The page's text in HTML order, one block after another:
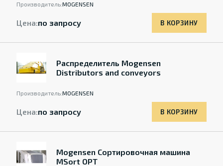
Производитель:MOGENSEN
Цена:по запросу В КОРЗИНУ
Распределитель Mogensen
Distributors and conveyors
Производитель:MOGENSEN
Цена:по запросу В КОРЗИНУ
Mogensen Сортировочная машина
MSort OPT